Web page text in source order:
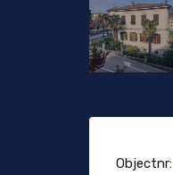
Objectnr: